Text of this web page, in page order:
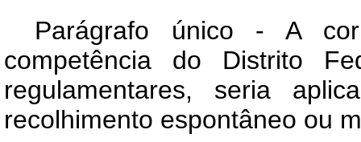
Parágrafo único - A
competência do Distrito
regulamentares, seria
recolhimento espontâneo ou